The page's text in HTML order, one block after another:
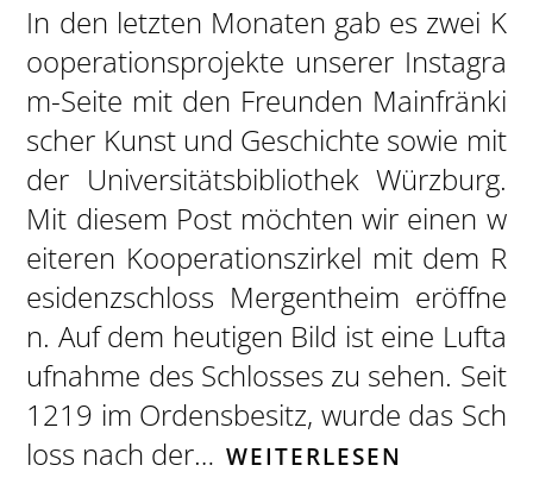
In den letzten Monaten gab es zwei K
ooperationsprojekte unserer Instagra
m-Seite mit den Freunden Mainfränki
scher Kunst und Geschichte sowie mit
der Universitätsbibliothek Würzburg.
Mit diesem Post möchten wir einen w
eiteren Kooperationszirkel mit dem R
esidenzschloss Mergentheim eröffne
n. Auf dem heutigen Bild ist eine Lufta
ufnahme des Schlosses zu sehen. Seit
1219 im Ordensbesitz, wurde das Sch
loss nach der… WEITERLESEN